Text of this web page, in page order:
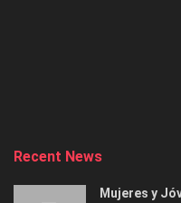
Recent News
Mujeres y